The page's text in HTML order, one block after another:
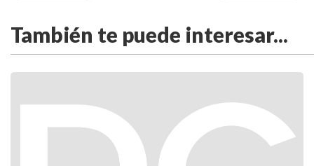
También te puede interesar...